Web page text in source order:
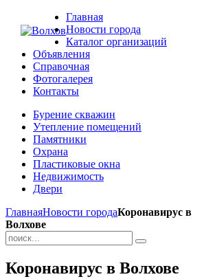
Главная
Новости города
Каталог организаций
Объявления
Справочная
Фотогалерея
Контакты
Бурение скважин
Утепление помещений
Памятники
Охрана
Пластиковые окна
Недвижимость
Двери
ГлавнаяНовости городаКоронавирус в
Волхове
Коронавирус в Волхове